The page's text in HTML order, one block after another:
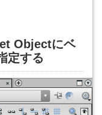
Objectにベ
定する